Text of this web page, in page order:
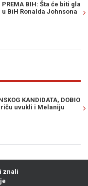
BIH: Šta će biti glavni
Johnsona
DOBIO
i Melaniju
znali